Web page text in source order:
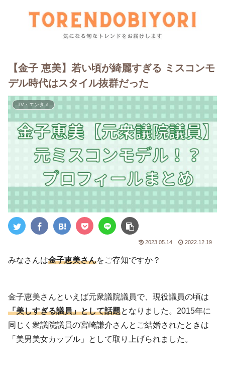
【金子 恵美】若い頃が綺麗すぎる ミスコンモ
デル時代はスタイル抜群だった
TV・エンタメ
2023.05.14 2022.12.19
みなさんは金子恵美さんをご存知ですか？
金子恵美さんといえば元衆議院議員で、現役議員の頃は
「美しすぎる議員」として話題となりました。2015年に
同じく衆議院議員の宮崎謙介さんとご結婚されたときは
「美男美女カップル」として取り上げられました。